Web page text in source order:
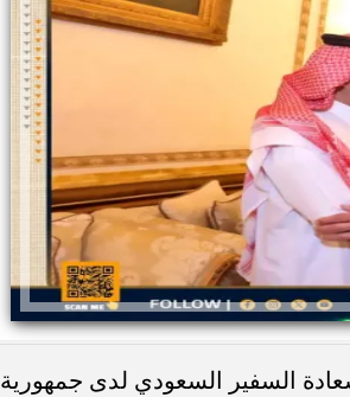
السفير السعودي لدى جمهورية